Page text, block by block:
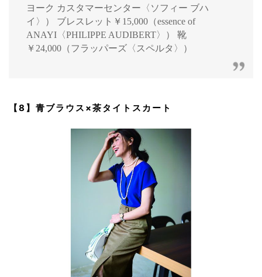
ヨーク カスタマーセンター〈ソフィー ブハ
イ〉） ブレスレット￥15,000（essence of
ANAYI〈PHILIPPE AUDIBERT〉） 靴
￥24,000（フラッパーズ〈スペルタ〉）
【8】青ブラウス×茶タイトスカート